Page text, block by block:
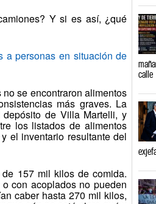
Y si es así, ¿qué
a personas en situación de
se encontraron alimentos
más graves. La
de Villa Martelli, y
los listados de alimentos
el inventario resultante del
157 mil kilos de comida.
con acoplados no pueden
caber hasta 270 mil kilos,
calle